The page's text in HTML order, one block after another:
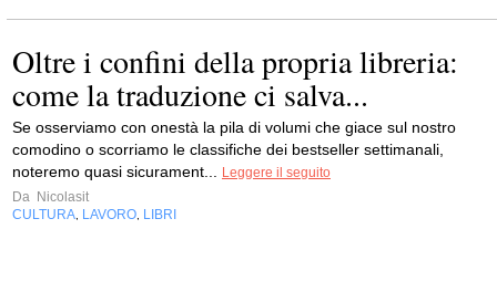
Oltre i confini della propria libreria:
come la traduzione ci salva...
Se osserviamo con onestà la pila di volumi che giace sul nostro
comodino o scorriamo le classifiche dei bestseller settimanali,
noteremo quasi sicurament...
Leggere il seguito
Da Nicolasit
CULTURA LAVORO LIBRI